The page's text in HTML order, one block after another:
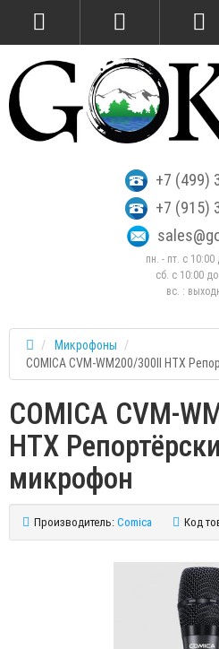
+7 (499)
+7 (915)
пн. - пт. с 10:00
сб. c 10:00
вс. :
Микрофоны
COMICA CVM-WM200/300II HTX
COMICA CVM-
HTX
микрофон
Производитель: Comica Код